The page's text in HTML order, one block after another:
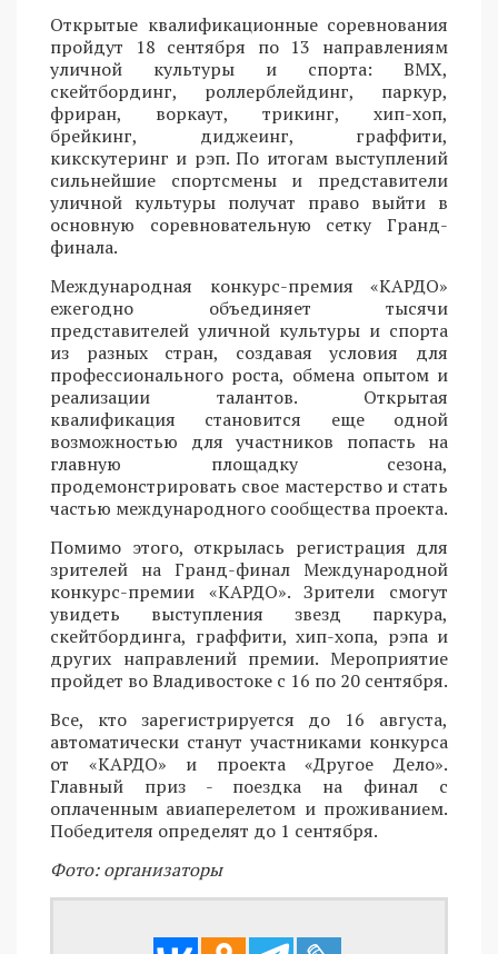
Открытые квалификационные соревнования
пройдут 18 сентября по 13 направлениям
уличной культуры и спорта: BMX,
скейтбординг, роллерблейдинг, паркур,
фриран, воркаут, трикинг, хип-хоп,
брейкинг, диджеинг, граффити,
кикскутеринг и рэп. По итогам выступлений
сильнейшие спортсмены и представители
уличной культуры получат право выйти в
основную соревновательную сетку Гранд-
финала.
Международная конкурс-премия «КАРДО»
ежегодно объединяет тысячи
представителей уличной культуры и спорта
из разных стран, создавая условия для
профессионального роста, обмена опытом и
реализации талантов. Открытая
квалификация становится еще одной
возможностью для участников попасть на
главную площадку сезона,
продемонстрировать свое мастерство и стать
частью международного сообщества проекта.
Помимо этого, открылась регистрация для
зрителей на Гранд-финал Международной
конкурс-премии «КАРДО». Зрители смогут
увидеть выступления звезд паркура,
скейтбординга, граффити, хип-хопа, рэпа и
других направлений премии. Мероприятие
пройдет во Владивостоке с 16 по 20 сентября.
Все, кто зарегистрируется до 16 августа,
автоматически станут участниками конкурса
от «КАРДО» и проекта «Другое Дело».
Главный приз - поездка на финал с
оплаченным авиаперелетом и проживанием.
Победителя определят до 1 сентября.
Фото: организаторы